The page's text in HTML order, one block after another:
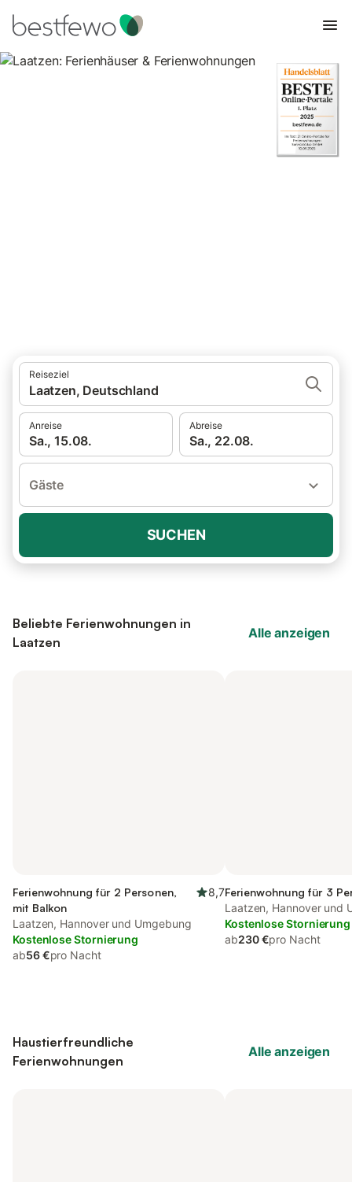
Reiseziel
Laatzen, Deutschland
Anreise
Sa., 15.08.
Abreise
Sa., 22.08.
Gäste
SUCHEN
Beliebte Ferienwohnungen in
Laatzen
Alle anzeigen
Ferienwohnung für 2 Personen,
mit Balkon
8,7
Laatzen, Hannover und Umgebung
Kostenlose Stornierung
ab56 €pro Nacht
Ferienwohnung für 3
Laatzen, Hannover und
Kostenlose Stornierung
ab230 €pro Nacht
Haustierfreundliche
Ferienwohnungen
Alle anzeigen